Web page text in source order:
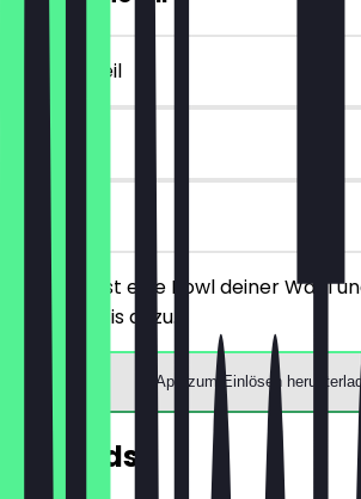
~€ 5 Vorteil
Du bestellst eine Bowl deiner Wahl
Mochi gratis dazu.
App zum Einlösen
Rewards